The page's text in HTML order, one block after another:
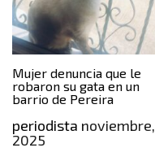
Mujer denuncia que le
robaron su gata en un
barrio de Pereira
periodista noviembre,
2025